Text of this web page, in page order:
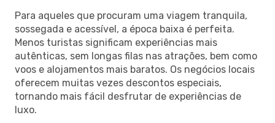
Para aqueles que procuram uma viagem tranquila,
sossegada e acessível, a época baixa é perfeita.
Menos turistas significam experiências mais
autênticas, sem longas filas nas atrações, bem como
voos e alojamentos mais baratos. Os negócios locais
oferecem muitas vezes descontos especiais,
tornando mais fácil desfrutar de experiências de
luxo.